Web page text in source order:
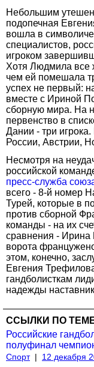
Небольшим
подопечная
вошла в
специалистов,
игроком
Хотя Людмила все
чем ей помешала
успех не первый:
вместе с Ириной
сборную мира. На
первенство в
Дании - три
России, Австрии,
Несмотря на
российской
пресс-служба
всего - 8-й номер
Турей, которые в
против сборной
команды - на их
сравнения -
ворота
этом, конечно,
Евгения
гандболисткам
надежды
ССЫЛКИ ПО
Российские
полуфинал
Спорт | 12 декабря